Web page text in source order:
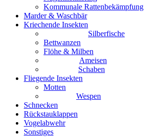
Kommunale Rattenbekämpfung
Marder & Waschbär
Kriechende Insekten
Silberfische
Bettwanzen
Flöhe & Milben
Ameisen
Schaben
Fliegende Insekten
Motten
Wespen
Schnecken
Rückstauklappen
Vogelabwehr
Sonstiges